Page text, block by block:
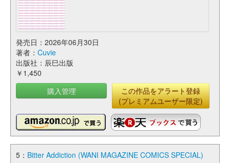
発売日：2026年06月30日
著者： Cuvie
出版社：辰巳出版
￥1,450
購入管理
この作品をアラート登録
(プレミアムユーザー限定)
5： Bitter Addiction (WANI MAGAZINE COMICS SPECIAL)